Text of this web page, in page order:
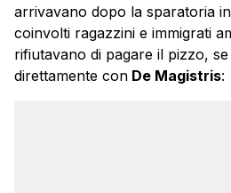
arrivavano dopo la sparatoria
coinvolti ragazzini e immigrati
rifiutavano di pagare il pizzo,
direttamente con De Magistris: